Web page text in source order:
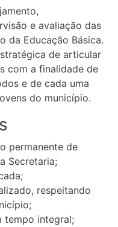
e avaliação das
da Educação Básica.
de articular
com a finalidade de
e de cada uma
do município.
permanente de
Secretaria;
respeitando
tempo integral;